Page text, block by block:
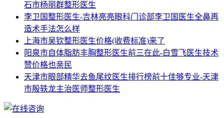
石市杨丽群整形医生
李卫国整形医生-吉林亮亮眼科门诊部李卫国医生全鼻再
造术手法怎么样
上海市吴钦整形医生价格(收费标准)来了
阳泉市自体脂肪丰胸整形医生前三在此-白雪飞医生技术
赞价格也亲民
天津市眼部精华去鱼尾纹医生排行榜前十佳够专业-天津
市殷轶龙主治医师整形医生